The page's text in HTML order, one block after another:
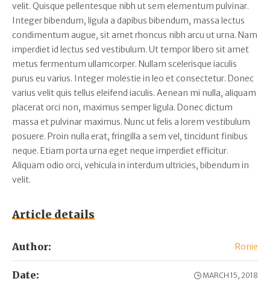
velit. Quisque pellentesque nibh ut sem elementum pulvinar.
Integer bibendum, ligula a dapibus bibendum, massa lectus
condimentum augue, sit amet rhoncus nibh arcu ut urna. Nam
imperdiet id lectus sed vestibulum. Ut tempor libero sit amet
metus fermentum ullamcorper. Nullam scelerisque iaculis
purus eu varius. Integer molestie in leo et consectetur. Donec
varius velit quis tellus eleifend iaculis. Aenean mi nulla, aliquam
placerat orci non, maximus semper ligula. Donec dictum
massa et pulvinar maximus. Nunc ut felis a lorem vestibulum
posuere. Proin nulla erat, fringilla a sem vel, tincidunt finibus
neque. Etiam porta urna eget neque imperdiet efficitur.
Aliquam odio orci, vehicula in interdum ultricies, bibendum in
velit.
Article details
Author: Ronie
Date: MARCH 15, 2018